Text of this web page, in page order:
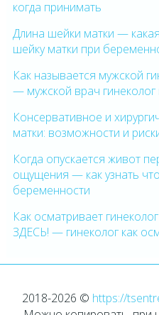
когда принимать
Длина шейки матки —
шейку матки при
Как называется мужской
— мужской врач гинеколог
Консервативное и
матки: возможности и
Когда опускается живот
ощущения — как узнать
беременности
Как осматривает
ЗДЕСЬ! — гинеколог как
2018-2026 © https://